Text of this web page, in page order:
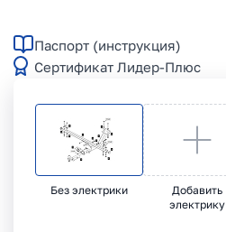
Паспорт (инструкция)
Сертификат Лидер-Плюс
Без электрики
Добавить
электрику